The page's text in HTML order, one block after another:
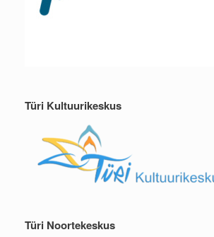
Türi Kultuurikeskus
Türi Noortekeskus